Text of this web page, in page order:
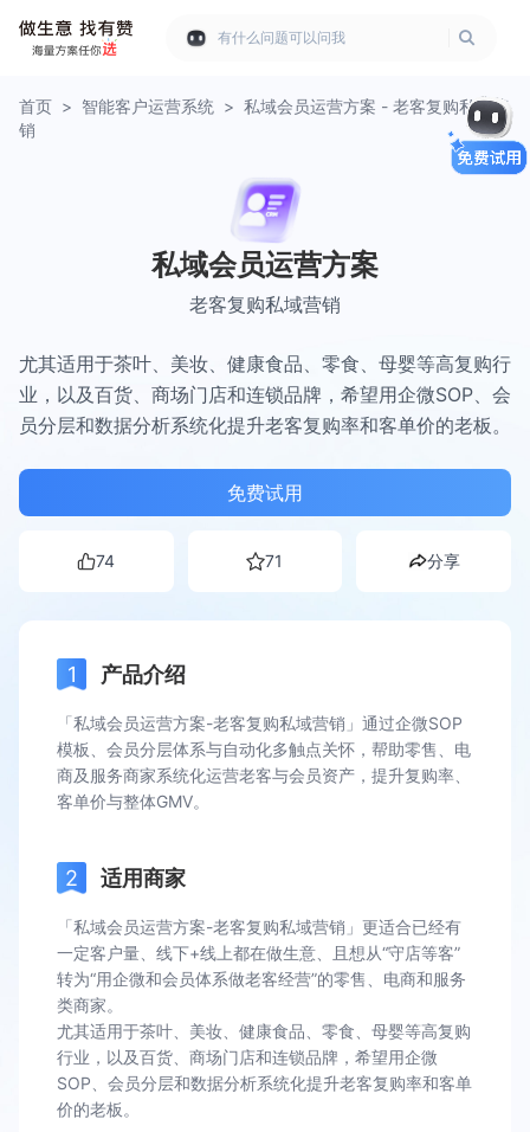
有什么问题可以问我
首页 > 智能客户运营系统 > 私域会员运营方案 - 老客复购私域营
销
私域会员运营方案
老客复购私域营销
尤其适用于茶叶、美妆、健康食品、零食、母婴等高复购行
业，以及百货、商场门店和连锁品牌，希望用企微SOP、会
员分层和数据分析系统化提升老客复购率和客单价的老板。
免费试用
74 71 分享
产品介绍
「私域会员运营方案-老客复购私域营销」通过企微SOP
模板、会员分层体系与自动化多触点关怀，帮助零售、电
商及服务商家系统化运营老客与会员资产，提升复购率、
客单价与整体GMV。
适用商家
「私域会员运营方案-老客复购私域营销」更适合已经有
一定客户量、线下+线上都在做生意、且想从“守店等客”
转为“用企微和会员体系做老客经营”的零售、电商和服务
类商家。
尤其适用于茶叶、美妆、健康食品、零食、母婴等高复购
行业，以及百货、商场门店和连锁品牌，希望用企微
SOP、会员分层和数据分析系统化提升老客复购率和客单
价的老板。